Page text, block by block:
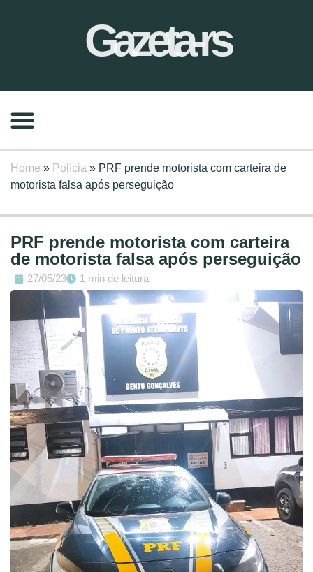
Gazeta-rs
Home » Polícia » PRF prende motorista com carteira de
motorista falsa após perseguição
PRF prende motorista com carteira
de motorista falsa após perseguição
27/05/23 1 min de leitura